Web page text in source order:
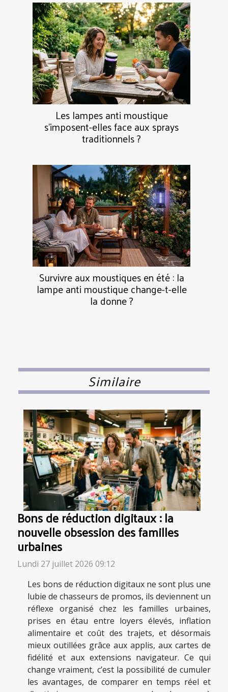
Les lampes anti moustique
s’imposent-elles face aux sprays
traditionnels ?
Survivre aux moustiques en été : la
lampe anti moustique change-t-elle
la donne ?
Similaire
Bons de réduction digitaux : la
nouvelle obsession des familles
urbaines
Lundi 27 juillet 2026 09:12
Les bons de réduction digitaux ne sont plus une
lubie de chasseurs de promos, ils deviennent un
réflexe organisé chez les familles urbaines,
prises en étau entre loyers élevés, inflation
alimentaire et coût des trajets, et désormais
mieux outillées grâce aux applis, aux cartes de
fidélité et aux extensions navigateur. Ce qui
change vraiment, c’est la possibilité de cumuler
les avantages, de comparer en temps réel et